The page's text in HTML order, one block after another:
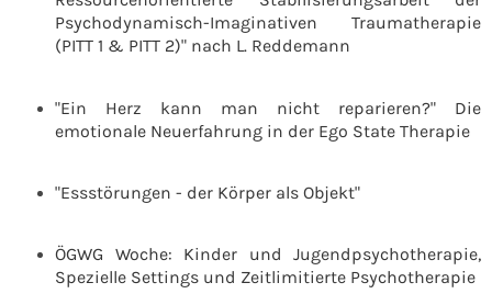
Psychodynamisch-Imaginativen Traumatherapie
(PITT 1 & PITT 2)" nach L. Reddemann
"Ein Herz kann man nicht reparieren?" Die
emotionale Neuerfahrung in der Ego State Therapie
"Essstörungen - der Körper als Objekt"
ÖGWG Woche: Kinder und Jugendpsychotherapie,
Spezielle Settings und Zeitlimitierte Psychotherapie